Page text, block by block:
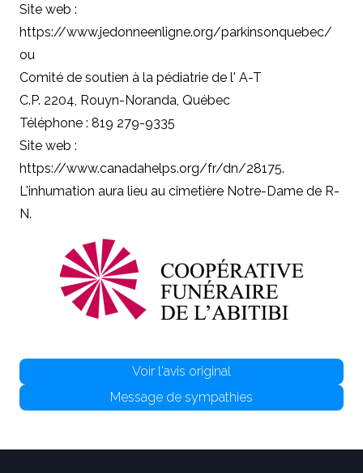
Site web :
https://www.jedonneenligne.org/parkinsonquebec/
ou
Comité de soutien à la pédiatrie de l' A-T
C.P. 2204, Rouyn-Noranda, Québec
Téléphone : 819 279-9335
Site web :
https://www.canadahelps.org/fr/dn/28175.
L'inhumation aura lieu au cimetière Notre-Dame de R-
N.
Voir l'avis original
Message de sympathies